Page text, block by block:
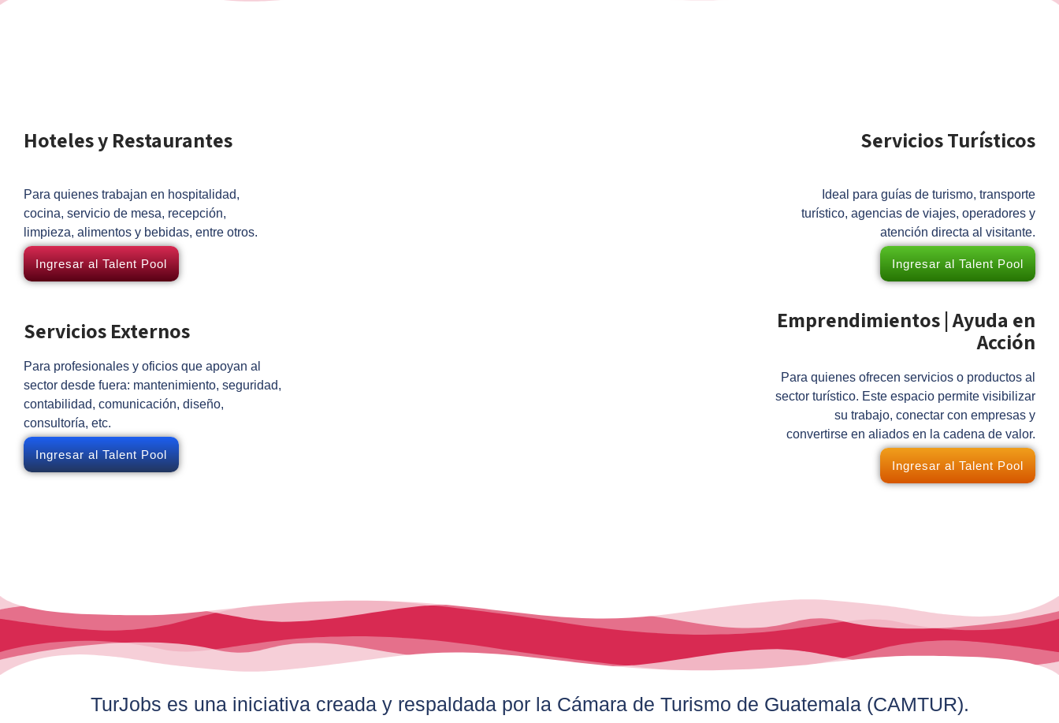
Hoteles y Restaurantes
Para quienes trabajan en hospitalidad,
cocina, servicio de mesa, recepción,
limpieza, alimentos y bebidas, entre otros.
Ingresar al Talent Pool
Servicios Turísticos
Ideal para guías de turismo, transporte
turístico, agencias de viajes, operadores y
atención directa al visitante.
Ingresar al Talent Pool
Servicios Externos
Para profesionales y oficios que apoyan al
sector desde fuera: mantenimiento, seguridad,
contabilidad, comunicación, diseño,
consultoría, etc.
Ingresar al Talent Pool
Emprendimientos | Ayuda en
Acción
Para quienes ofrecen servicios o productos al
sector turístico. Este espacio permite visibilizar
su trabajo, conectar con empresas y
convertirse en aliados en la cadena de valor.
Ingresar al Talent Pool
TurJobs es una iniciativa creada y respaldada por la Cámara de Turismo de Guatemala (CAMTUR).